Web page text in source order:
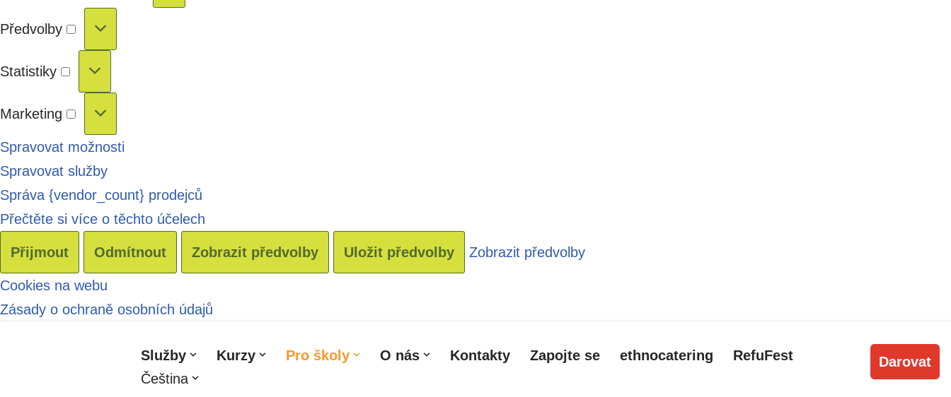
Předvolby
Statistiky
Marketing
Spravovat možnosti
Spravovat služby
Správa {vendor_count} prodejců
Přečtěte si více o těchto účelech
Přijmout Odmítnout Zobrazit předvolby Uložit předvolby Zobrazit předvolby
Cookies na webu
Zásady o ochraně osobních údajů
Služby Kurzy Pro školy O nás Kontakty Zapojte se ethnocatering
RefuFest
Čeština
Darovat